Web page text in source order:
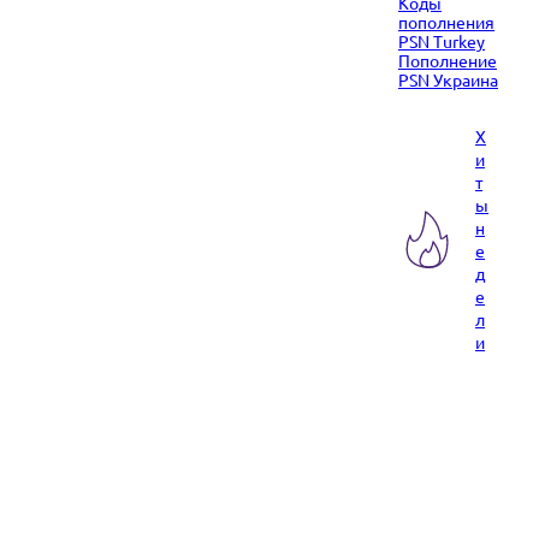
пополнения
PSN Turkey
Пополнение
PSN Украина
Х
и
т
ы
н
е
д
е
л
и